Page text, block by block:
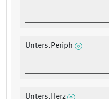
Unters.Periph
Unters.Herz